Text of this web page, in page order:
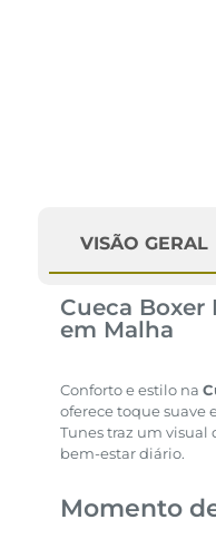
VISÃO GERAL
Cueca Boxer
em Malha
Conforto e estilo na
oferece toque suave
Tunes traz um visual
bem-estar diário.
Momento